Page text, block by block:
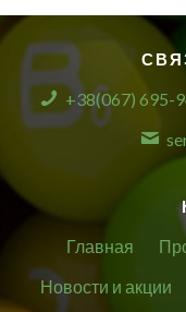
+38(067) 695-
Главная
Новости и акции